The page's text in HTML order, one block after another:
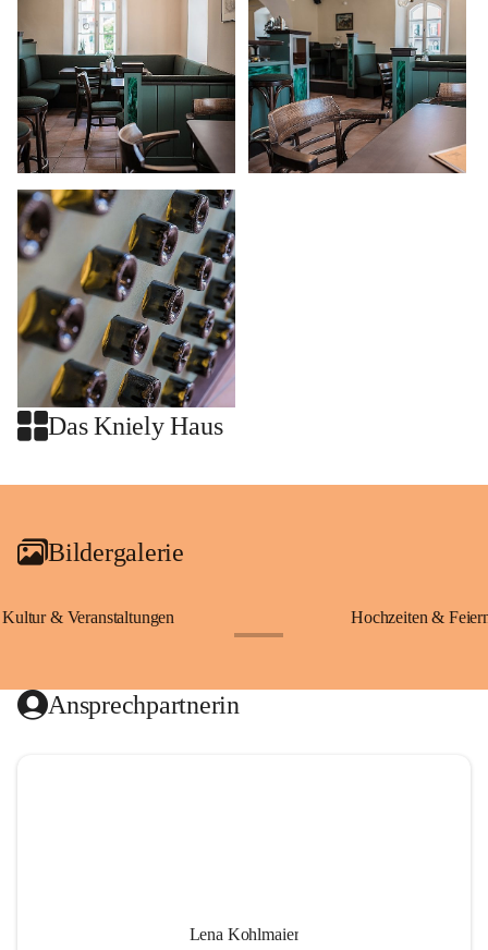
Das Kniely Haus
+2
Bildergalerie
Kultur & Veranstaltungen Hochzeiten &
Ansprechpartnerin
Lena Kohlmaier